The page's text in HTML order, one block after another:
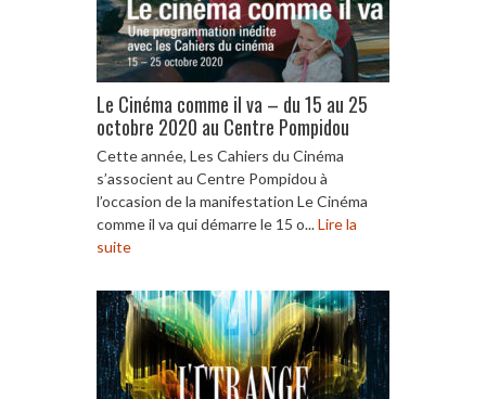
Le Cinéma comme il va – du 15 au 25
octobre 2020 au Centre Pompidou
Cette année, Les Cahiers du Cinéma
s’associent au Centre Pompidou à
l’occasion de la manifestation Le Cinéma
comme il va qui démarre le 15 o...Lire la
suite